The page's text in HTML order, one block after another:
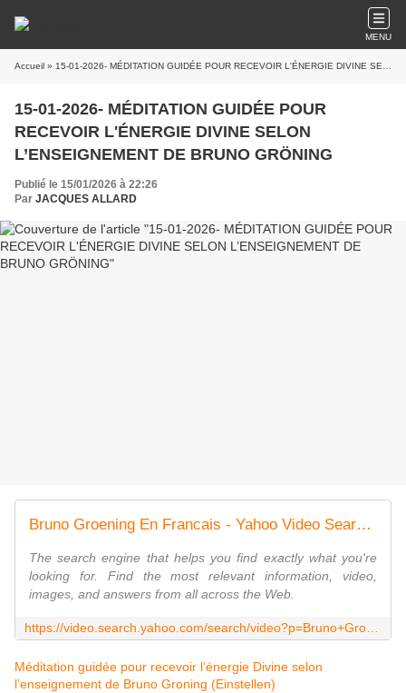
MENU
Accueil » 15-01-2026- MÉDITATION GUIDÉE POUR RECEVOIR L'ÉNERGIE DIVINE SELON L’ENSEIGNEMENT DE BRUNO GRÖNING
15-01-2026- MÉDITATION GUIDÉE POUR
RECEVOIR L'ÉNERGIE DIVINE SELON
L’ENSEIGNEMENT DE BRUNO GRÖNING
Publié le 15/01/2026 à 22:26
Par JACQUES ALLARD
Bruno Groening En Francais - Yahoo Video Search Results
The search engine that helps you find exactly what you're
looking for. Find the most relevant information, video,
images, and answers from all across the Web.
Méditation guidée pour recevoir l’énergie Divine selon
l’enseignement de Bruno Groning (Einstellen)